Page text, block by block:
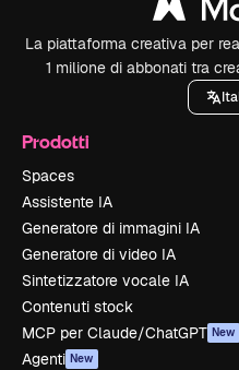
La piattaforma creativa per
1 milione di abbonati tra
Prodotti
Spaces
Assistente IA
Generatore di immagini IA
Generatore di video IA
Sintetizzatore vocale IA
Contenuti stock
MCP per Claude/ChatGPT New
Agenti New